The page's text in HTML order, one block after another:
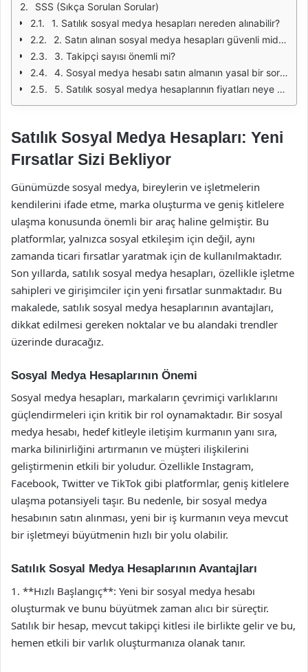
SSS (Sıkça Sorulan Sorular)
1. Satılık sosyal medya hesapları nereden alınabilir?
2. Satın alınan sosyal medya hesapları güvenli midir?
3. Takipçi sayısı önemli mi?
4. Sosyal medya hesabı satın almanın yasal bir sorunu var mı?
5. Satılık sosyal medya hesaplarının fiyatları neye göre belirlenir?
Satılık Sosyal Medya Hesapları: Yeni
Fırsatlar Sizi Bekliyor
Günümüzde sosyal medya, bireylerin ve işletmelerin
kendilerini ifade etme, marka oluşturma ve geniş kitlelere
ulaşma konusunda önemli bir araç haline gelmiştir. Bu
platformlar, yalnızca sosyal etkileşim için değil, aynı
zamanda ticari fırsatlar yaratmak için de kullanılmaktadır.
Son yıllarda, satılık sosyal medya hesapları, özellikle işletme
sahipleri ve girişimciler için yeni fırsatlar sunmaktadır. Bu
makalede, satılık sosyal medya hesaplarının avantajları,
dikkat edilmesi gereken noktalar ve bu alandaki trendler
üzerinde duracağız.
Sosyal Medya Hesaplarının Önemi
Sosyal medya hesapları, markaların çevrimiçi varlıklarını
güçlendirmeleri için kritik bir rol oynamaktadır. Bir sosyal
medya hesabı, hedef kitleyle iletişim kurmanın yanı sıra,
marka bilinirliğini artırmanın ve müşteri ilişkilerini
geliştirmenin etkili bir yoludur. Özellikle Instagram,
Facebook, Twitter ve TikTok gibi platformlar, geniş kitlelere
ulaşma potansiyeli taşır. Bu nedenle, bir sosyal medya
hesabının satın alınması, yeni bir iş kurmanın veya mevcut
bir işletmeyi büyütmenin hızlı bir yolu olabilir.
Satılık Sosyal Medya Hesaplarının Avantajları
1. **Hızlı Başlangıç**: Yeni bir sosyal medya hesabı
oluşturmak ve bunu büyütmek zaman alıcı bir süreçtir.
Satılık bir hesap, mevcut takipçi kitlesi ile birlikte gelir ve bu,
hemen etkili bir varlık oluşturmanıza olanak tanır.